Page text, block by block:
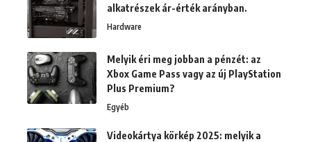
alkatrészek ár-érték arányban.
Hardware
Melyik éri meg jobban a pénzét: az
Xbox Game Pass vagy az új PlayStation
Plus Premium?
Egyéb
Videokártya körkép 2025: melyik a